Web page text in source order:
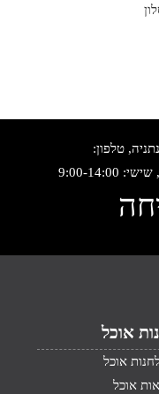
אוכל
אוכל
אוכל